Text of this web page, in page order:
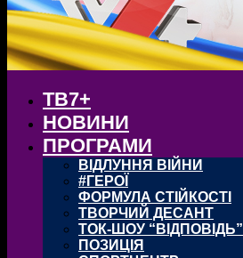
ТВ7+
НОВИНИ
ПРОГРАМИ
ВІДЛУННЯ ВІЙНИ
#ГЕРОЇ
ФОРМУЛА СТІЙКОСТІ
ТВОРЧИЙ ДЕСАНТ
ТОК-ШОУ “ВІДПОВІДЬ”
ПОЗИЦІЯ